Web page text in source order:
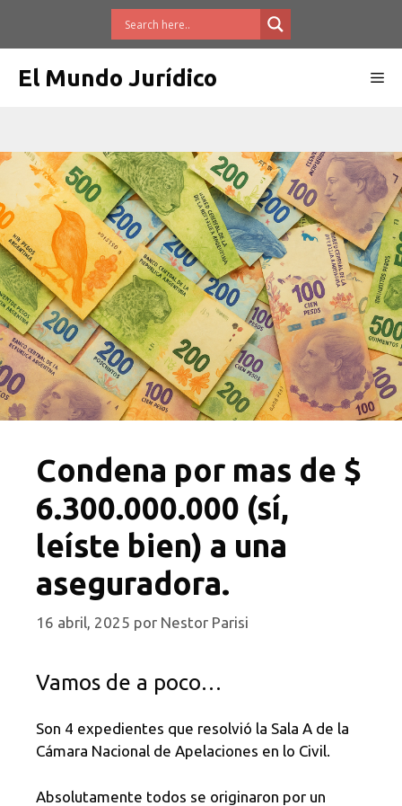
El Mundo Jurídico
Condena por mas de $
6.300.000.000 (sí,
leíste bien) a una
aseguradora.
16 abril, 2025 por Nestor Parisi
Vamos de a poco…
Son 4 expedientes que resolvió la Sala A de la
Cámara Nacional de Apelaciones en lo Civil.
Absolutamente todos se originaron por un